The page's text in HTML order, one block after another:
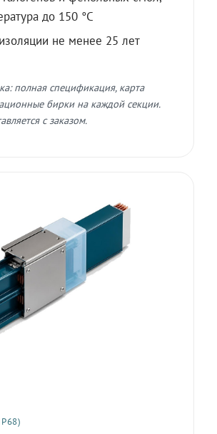
до 150 °C
не менее 25 лет
полная спецификация, карта
бирки на каждой секции.
с заказом.